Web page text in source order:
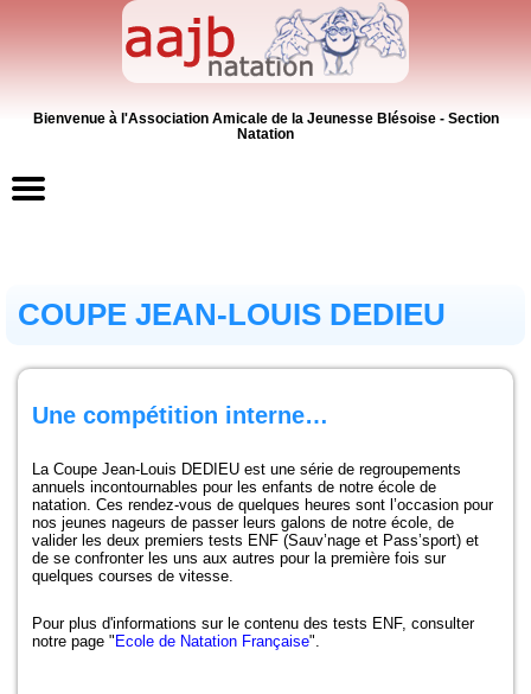
Bienvenue à l'Association Amicale de la Jeunesse Blésoise - Section
Natation
Contacts
News
Inscriptions
Activités
Compétitions-Résultats
Presse
COUPE JEAN-LOUIS DEDIEU
Une compétition interne…
La Coupe Jean-Louis DEDIEU est une série de regroupements
annuels incontournables pour les enfants de notre école de
natation. Ces rendez-vous de quelques heures sont l’occasion pour
nos jeunes nageurs de passer leurs galons de notre école, de
valider les deux premiers tests ENF (Sauv’nage et Pass’sport) et
de se confronter les uns aux autres pour la première fois sur
quelques courses de vitesse.
Pour plus d'informations sur le contenu des tests ENF, consulter
notre page " Ecole de Natation Française".